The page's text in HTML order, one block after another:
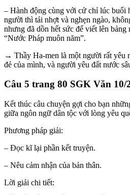
– Hành động cùng với cử chỉ lúc buổi
người thì tái nhợt và nghẹn ngào,
nhưng đã dồn hết sức để viết lên
“Nước Pháp muôn năm”.
→ Thầy Ha-men là một người rất yêu
đẻ của mình, và người yêu đất nước
Câu 5 trang 80 SGK Văn 10/
Kết thúc câu chuyện gợi cho bạn
giữa ngôn ngữ dân tộc với lòng yêu
Phương pháp giải:
– Đọc kĩ lại phần kết truyện.
– Nêu cảm nhận của bản thân.
Lời giải chi tiết: